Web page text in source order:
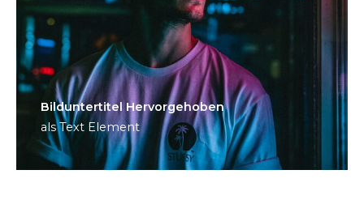
Bild­unter­titel Hervorgehoben
als Text Element